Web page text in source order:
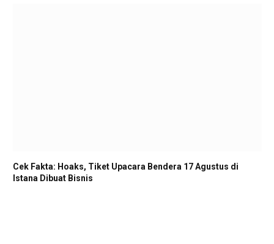
Cek Fakta: Hoaks, Tiket Upacara Bendera 17 Agustus di
Istana Dibuat Bisnis